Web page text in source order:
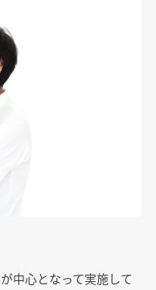
中心となって実施して